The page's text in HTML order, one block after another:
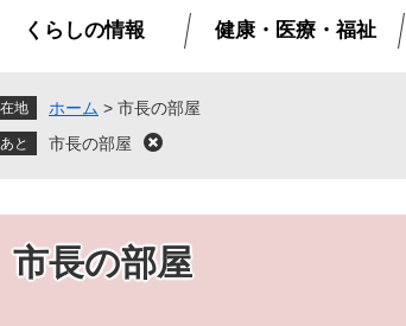
くらしの情報 健康・医療・福祉
地 ホーム > 市長の部屋
市長の部屋
閉
市長の部屋